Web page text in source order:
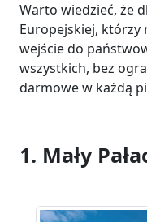
Warto wiedzieć, że
Europejskiej, którzy
wejście do
wszystkich, bez
darmowe w każdą
1. Mały